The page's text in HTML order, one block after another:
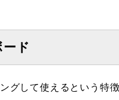
ド
して使えるという特